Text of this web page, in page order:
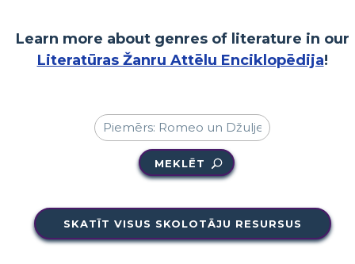
Learn more about genres of literature in our
Literatūras Žanru Attēlu Enciklopēdija!
MEKLĒT
SKATĪT VISUS SKOLOTĀJU RESURSUS